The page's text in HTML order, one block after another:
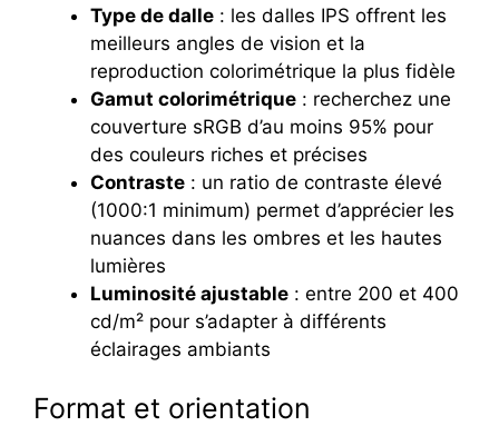
Type de dalle : les dalles IPS offrent les
meilleurs angles de vision et la
reproduction colorimétrique la plus fidèle
Gamut colorimétrique : recherchez une
couverture sRGB d’au moins 95% pour
des couleurs riches et précises
Contraste : un ratio de contraste élevé
(1000:1 minimum) permet d’apprécier les
nuances dans les ombres et les hautes
lumières
Luminosité ajustable : entre 200 et 400
cd/m² pour s’adapter à différents
éclairages ambiants
Format et orientation